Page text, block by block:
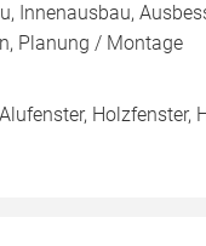
Innenausbau,
Planung / Montage
Holzfenster,